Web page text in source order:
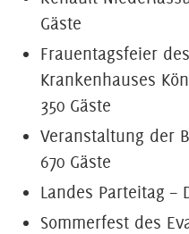
Gäste
Frauentagsfeier
Krankenhauses
350 Gäste
Veranstaltung der
670 Gäste
Landes Parteitag –
Sommerfest des